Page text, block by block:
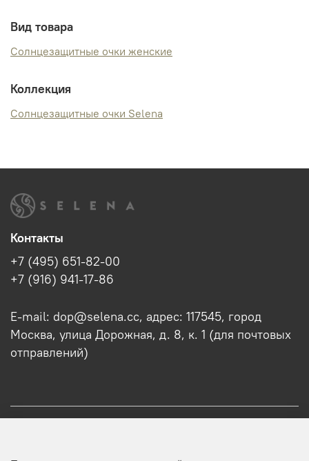
Вид товара
Солнцезащитные очки женские
Коллекция
Солнцезащитные очки Selena
Контакты
+7 (495) 651-82-00
+7 (916) 941-17-86
E-mail: dop@selena.cc, адрес: 117545, город
Москва, улица Дорожная, д. 8, к. 1 (для почтовых
отправлений)